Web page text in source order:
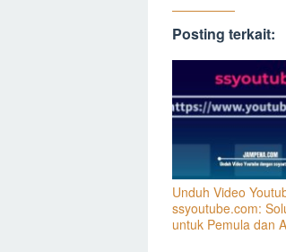
Posting terkait:
Unduh Video
ssyoutube.com:
untuk Pemula dan